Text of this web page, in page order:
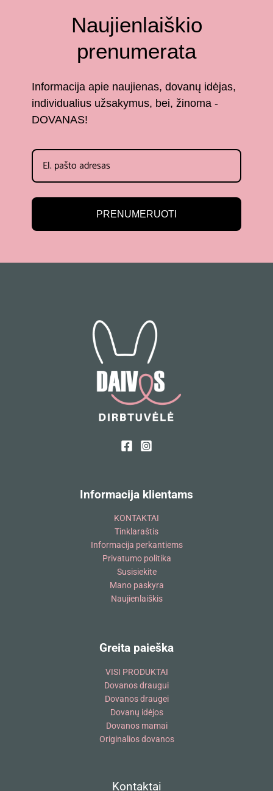
Naujienlaiškio
prenumerata
Informacija apie naujienas, dovanų idėjas,
individualius užsakymus, bei, žinoma -
DOVANAS!
PRENUMERUOTI
Informacija klientams
KONTAKTAI
Tinklaraštis
Informacija perkantiems
Privatumo politika
Susisiekite
Mano paskyra
Naujienlaiškis
Greita paieška
VISI PRODUKTAI
Dovanos draugui
Dovanos draugei
Dovanų idėjos
Dovanos mamai
Originalios dovanos
Kontaktai